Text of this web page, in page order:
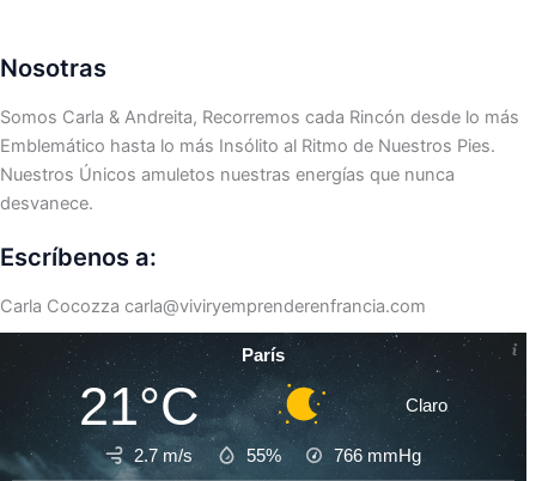
Nosotras
Somos Carla & Andreita, Recorremos cada Rincón desde lo más
Emblemático hasta lo más Insólito al Ritmo de Nuestros Pies.
Nuestros Únicos amuletos nuestras energías que nunca
desvanece.
Escríbenos a:
Carla Cocozza carla@viviryemprenderenfrancia.com
París
21°C Claro
2.7 m/s 55% 766 mmHg